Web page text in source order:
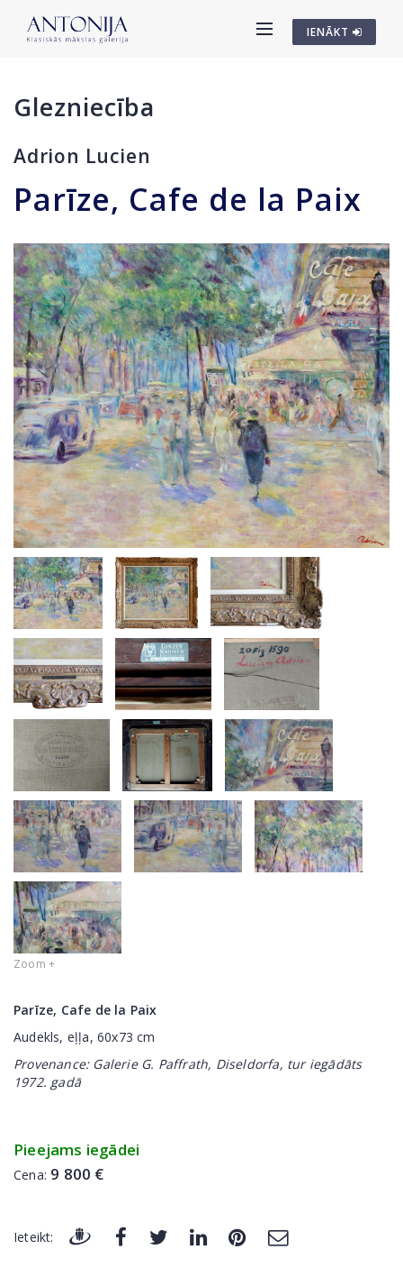
IENĀKT
Glezniecība
Adrion Lucien
Parīze, Cafe de la Paix
Zoom +
Parīze, Cafe de la Paix
Audekls, eļļa, 60x73 cm
Provenance: Galerie G. Paffrath, Diseldorfa, tur iegādāts
1972. gadā
Pieejams iegādei
Cena: 9 800 €
Ieteikt: